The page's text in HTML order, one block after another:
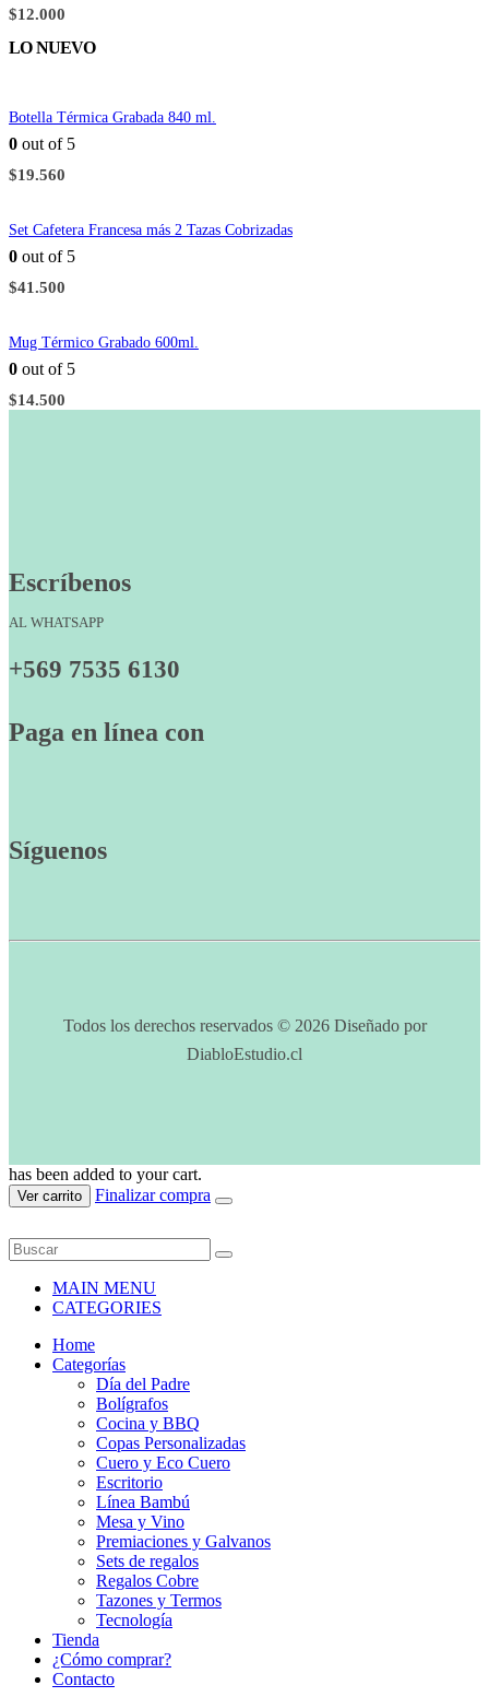
$12.000
LO NUEVO
Botella Térmica Grabada 840 ml.
0 out of 5
$19.560
Set Cafetera Francesa más 2 Tazas Cobrizadas
0 out of 5
$41.500
Mug Térmico Grabado 600ml.
0 out of 5
$14.500
Escríbenos
AL WHATSAPP
+569 7535 6130
Paga en línea con
Síguenos
Todos los derechos reservados © 2026 Diseñado por
DiabloEstudio.cl
has been added to your cart.
Ver carrito Finalizar compra
MAIN MENU
CATEGORIES
Home
Categorías
Día del Padre
Bolígrafos
Cocina y BBQ
Copas Personalizadas
Cuero y Eco Cuero
Escritorio
Línea Bambú
Mesa y Vino
Premiaciones y Galvanos
Sets de regalos
Regalos Cobre
Tazones y Termos
Tecnología
Tienda
¿Cómo comprar?
Contacto